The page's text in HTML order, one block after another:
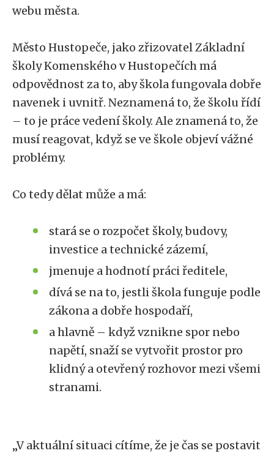
webu města.
Město Hustopeče, jako zřizovatel Základní
školy Komenského v Hustopečích má
odpovědnost za to, aby škola fungovala dobře
navenek i uvnitř. Neznamená to, že školu řídí
– to je práce vedení školy. Ale znamená to, že
musí reagovat, když se ve škole objeví vážné
problémy.
Co tedy dělat může a má:
stará se o rozpočet školy, budovy,
investice a technické zázemí,
jmenuje a hodnotí práci ředitele,
dívá se na to, jestli škola funguje podle
zákona a dobře hospodaří,
a hlavně – když vznikne spor nebo
napětí, snaží se vytvořit prostor pro
klidný a otevřený rozhovor mezi všemi
stranami.
„V aktuální situaci cítíme, že je čas se postavit